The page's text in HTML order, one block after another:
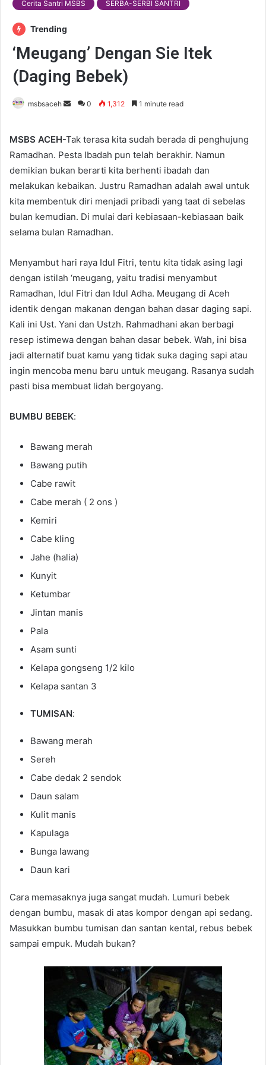
Cerita Santri MSBS SERBA-SERBI SANTRI
Trending
‘Meugang’ Dengan Sie Itek
(Daging Bebek)
msbsaceh
d
a
n
e
m
a
i
0 1,312 1 minute read
MSBS ACEH-Tak terasa kita sudah berada di penghujung
Ramadhan. Pesta Ibadah pun telah berakhir. Namun
demikian bukan berarti kita berhenti ibadah dan
melakukan kebaikan. Justru Ramadhan adalah awal untuk
kita membentuk diri menjadi pribadi yang taat di sebelas
bulan kemudian. Di mulai dari kebiasaan-kebiasaan baik
selama bulan Ramadhan.
Menyambut hari raya Idul Fitri, tentu kita tidak asing lagi
dengan istilah ‘meugang, yaitu tradisi menyambut
Ramadhan, Idul Fitri dan Idul Adha. Meugang di Aceh
identik dengan makanan dengan bahan dasar daging sapi.
Kali ini Ust. Yani dan Ustzh. Rahmadhani akan berbagi
resep istimewa dengan bahan dasar bebek. Wah, ini bisa
jadi alternatif buat kamu yang tidak suka daging sapi atau
ingin mencoba menu baru untuk meugang. Rasanya sudah
pasti bisa membuat lidah bergoyang.
BUMBU BEBEK:
Bawang merah
Bawang putih
Cabe rawit
Cabe merah ( 2 ons )
Kemiri
Cabe kling
Jahe (halia)
Kunyit
Ketumbar
Jintan manis
Pala
Asam sunti
Kelapa gongseng 1/2 kilo
Kelapa santan 3
TUMISAN:
Bawang merah
Sereh
Cabe dedak 2 sendok
Daun salam
Kulit manis
Kapulaga
Bunga lawang
Daun kari
Cara memasaknya juga sangat mudah. Lumuri bebek
dengan bumbu, masak di atas kompor dengan api sedang.
Masukkan bumbu tumisan dan santan kental, rebus bebek
sampai empuk. Mudah bukan?